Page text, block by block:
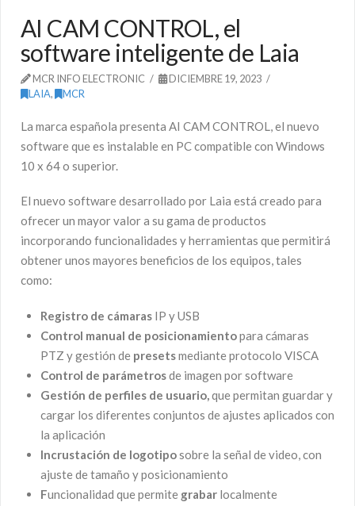
AI CAM CONTROL, el
software inteligente de Laia
MCR INFO ELECTRONIC
DICIEMBRE 19, 2023
LAIA, MCR
La marca española presenta AI CAM CONTROL, el nuevo
software que es instalable en PC compatible con Windows
10 x 64 o superior.
El nuevo software desarrollado por Laia está creado para
ofrecer un mayor valor a su gama de productos
incorporando funcionalidades y herramientas que permitirá
obtener unos mayores beneficios de los equipos, tales
como:
Registro de cámarasIP y USB
Control manual de posicionamientopara cámaras
PTZ y gestión de presetsmediante protocolo VISCA
Control de parámetrosde imagen por software
Gestión de perfiles de usuario,que permitan guardar y
cargar los diferentes conjuntos de ajustes aplicados con
la aplicación
Incrustación de logotiposobre la señal de video, con
ajuste de tamaño y posicionamiento
Funcionalidad que permite grabarlocalmente